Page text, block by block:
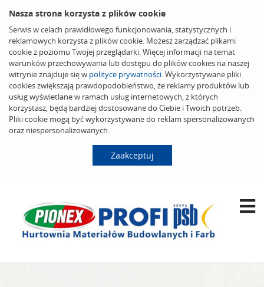
Nasza strona korzysta z plików cookie
Serwis w celach prawidłowego funkcjonowania, statystycznych i
reklamowych korzysta z plików cookie. Możesz zarządzać plikami
cookie z poziomu Twojej przeglądarki. Więcej informacji na temat
warunków przechowywania lub dostępu do plików cookies na naszej
witrynie znajduje się w polityce prywatności. Wykorzystywane pliki
cookies zwiększają prawdopodobieństwo, że reklamy produktów lub
usług wyświetlane w ramach usług internetowych, z których
korzystasz, będą bardziej dostosowane do Ciebie i Twoich potrzeb.
Pliki cookie mogą być wykorzystywane do reklam spersonalizowanych
oraz niespersonalizowanych.
Zaakceptuj